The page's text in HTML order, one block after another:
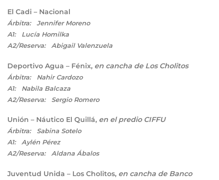
El Cadi – Nacional
Árbitra: Jennifer Moreno
A1: Lucía Homilka
A2/Reserva: Abigail Valenzuela
Deportivo Agua – Fénix, en cancha de Los Cholitos
Árbitra: Nahir Cardozo
A1: Nabila Balcaza
A2/Reserva: Sergio Romero
Unión – Náutico El Quillá, en el predio CIFFU
Árbitra: Sabina Sotelo
A1: Aylén Pérez
A2/Reserva: Aldana Ábalos
Juventud Unida – Los Cholitos, en cancha de Banco